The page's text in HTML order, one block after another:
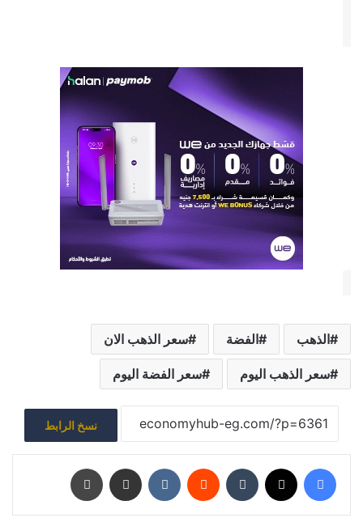
الذهب الفضة سعر الذهب الان
سعر الذهب اليوم سعر الفضة اليوم
نسخ الرابط